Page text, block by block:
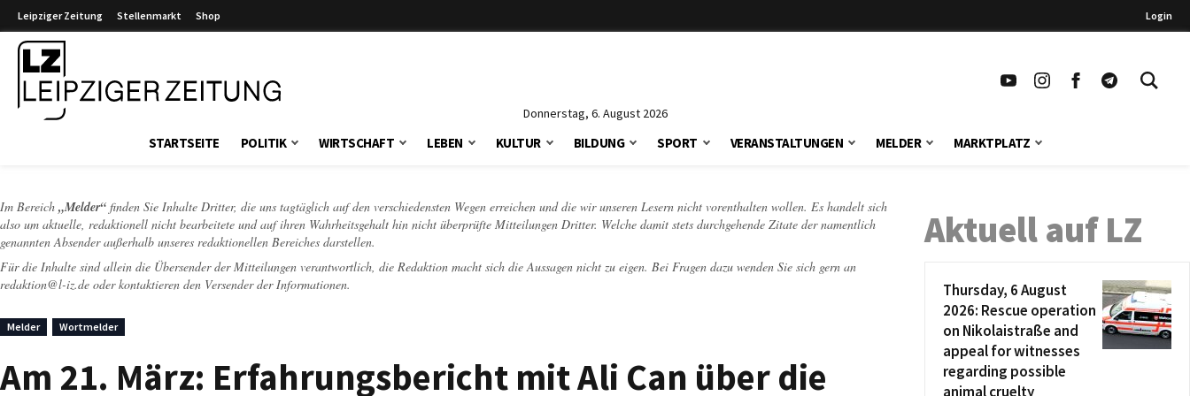
Leipziger Zeitung Stellenmarkt Shop Login
Donnerstag, 6. August 2026
STARTSEITE POLITIK WIRTSCHAFT LEBEN KULTUR BILDUNG SPORT VERANSTALTUNGEN MELDER MARKTPLATZ
Im Bereich „Melder“ finden Sie Inhalte Dritter, die uns tagtäglich auf den verschiedensten Wegen erreichen und die wir unseren Lesern nicht vorenthalten wollen. Es handelt sich
also um aktuelle, redaktionell nicht bearbeitete und auf ihren Wahrheitsgehalt hin nicht überprüfte Mitteilungen Dritter. Welche damit stets durchgehende Zitate der namentlich
genannten Absender außerhalb unseres redaktionellen Bereiches darstellen.
Für die Inhalte sind allein die Übersender der Mitteilungen verantwortlich, die Redaktion macht sich die Aussagen nicht zu eigen. Bei Fragen dazu wenden Sie sich gern an
redaktion@l-iz.de oder kontaktieren den Versender der Informationen.
Melder Wortmelder
Am 21. März: Erfahrungsbericht mit Ali Can über die
Aktuell auf LZ
Thursday, 6 August
2026: Rescue operation
on Nikolaistraße and
appeal for witnesses
regarding possible
animal cruelty